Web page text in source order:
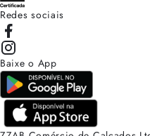
Redes sociais
Baixe o App